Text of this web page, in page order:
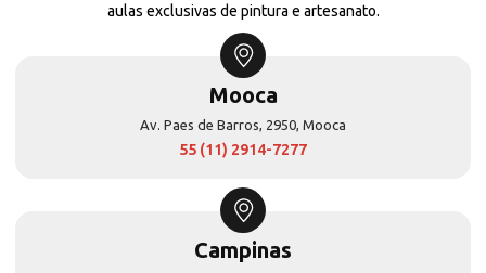
aulas exclusivas de pintura e artesanato.
Mooca
Av. Paes de Barros, 2950, Mooca
55 (11) 2914-7277
Campinas